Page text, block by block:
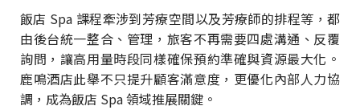
飯店 Spa 課程牽涉到芳療空間以及芳療師的排程等，都
由後台統一整合、管理，旅客不再需要四處溝通、反覆
詢問，讓高用量時段同樣確保預約準確與資源最大化。
鹿鳴酒店此舉不只提升顧客滿意度，更優化內部人力協
調，成為飯店 Spa 領域推展關鍵。